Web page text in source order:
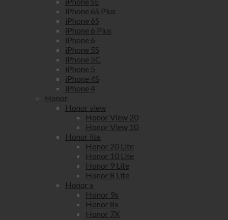
iPhone 6S Plus
iPhone 6S
iPhone 6 Plus
iPhone 6
iPhone 5S
iPhone 5C
iPhone 5
iPhone 4S
iPhone 4
Honor
Honor view
Honor View 20
Honor View 10
Honor lite
Honor 20 Lite
Honor 10 Lite
Honor 9 Lite
Honor 8 Lite
Honor x
Honor 9x
Honor 8x
Honor 7X